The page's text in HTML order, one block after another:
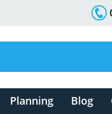
Planning Blog